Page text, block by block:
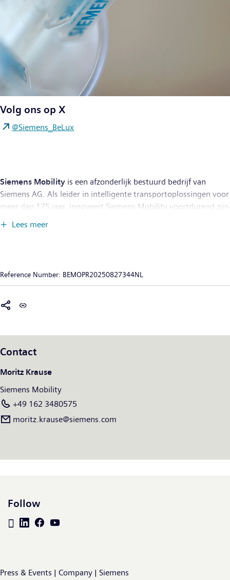
Volg ons op X
@Siemens_BeLux
Siemens Mobility is een afzonderlijk bestuurd bedrijf van
Siemens AG. Als leider in intelligente transportoplossingen voor
meer dan 175 jaar, innoveert Siemens Mobility voortdurend zijn
verbeteren en de beschikbaarheid te garanderen. In het fiscale
beschikbaar op: www.siemens.com/mobility.
Lees meer
Reference Number: BEMOPR20250827344NL
Contact
Moritz Krause
Siemens Mobility
+49 162 3480575
moritz.krause@siemens.com
Follow
Press & Events | Company | Siemens